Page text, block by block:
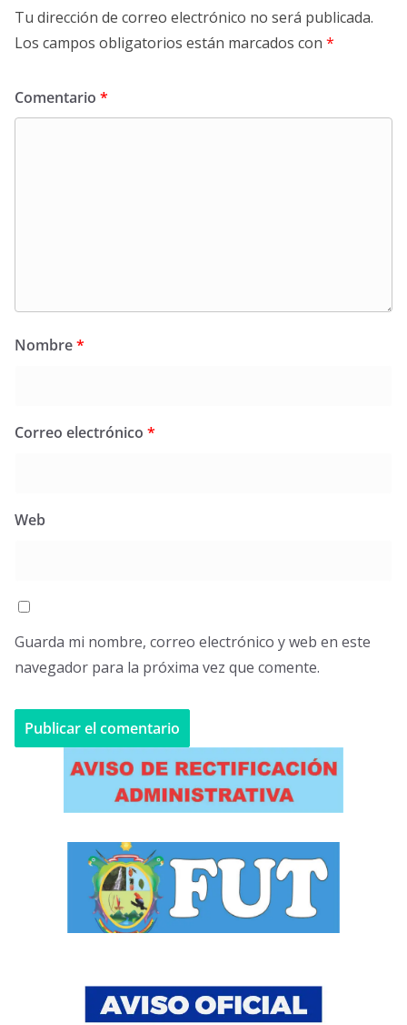
Tu dirección de correo electrónico no será publicada.
Los campos obligatorios están marcados con *
Comentario *
Nombre*
Correo electrónico *
Web
Guarda mi nombre, correo electrónico y web en este
navegador para la próxima vez que comente.